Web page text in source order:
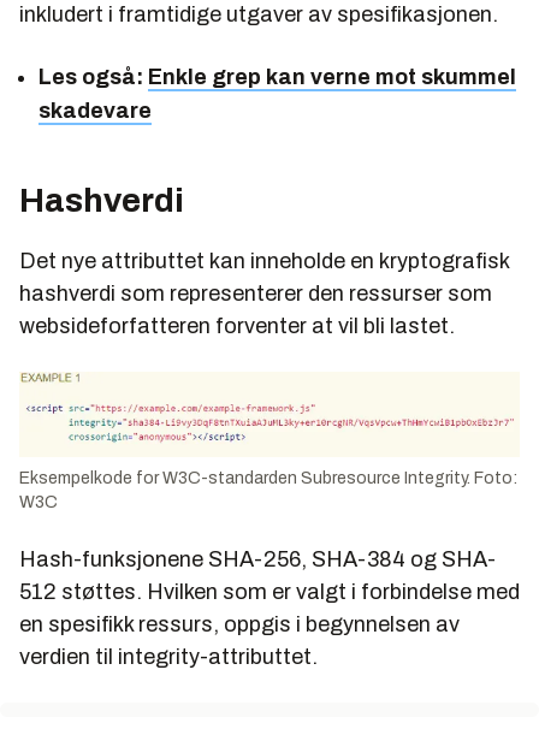
inkludert i framtidige utgaver av spesifikasjonen.
Les også: Enkle grep kan verne mot skummel
skadevare
Hashverdi
Det nye attributtet kan inneholde en kryptografisk
hashverdi som representerer den ressurser som
websideforfatteren forventer at vil bli lastet.
Eksempelkode for W3C-standarden Subresource Integrity. Foto:
W3C
Hash-funksjonene SHA-256, SHA-384 og SHA-
512 støttes. Hvilken som er valgt i forbindelse med
en spesifikk ressurs, oppgis i begynnelsen av
verdien til integrity-attributtet.